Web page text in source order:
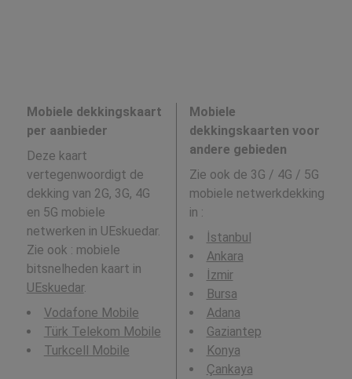
Mobiele dekkingskaart
per aanbieder
Deze kaart
vertegenwoordigt de
dekking van 2G, 3G, 4G
en 5G mobiele
netwerken in UEskuedar.
Zie ook : mobiele
bitsnelheden kaart in
UEskuedar.
Vodafone Mobile
Türk Telekom Mobile
Turkcell Mobile
Mobiele
dekkingskaarten voor
andere gebieden
Zie ook de 3G / 4G / 5G
mobiele netwerkdekking
in :
İstanbul
Ankara
İzmir
Bursa
Adana
Gaziantep
Konya
Çankaya